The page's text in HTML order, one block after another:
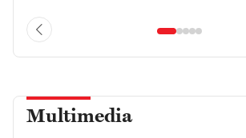
Multimedia